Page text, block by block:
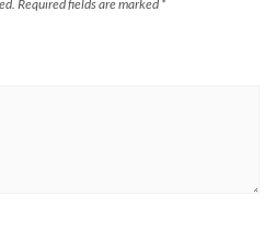
Required fields are marked *